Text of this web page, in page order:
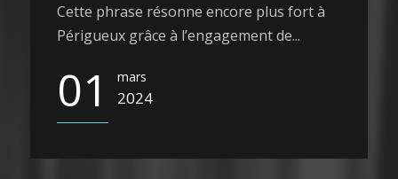
Cette phrase résonne encore plus fort à
Périgueux grâce à l’engagement de...
01 mars
2024